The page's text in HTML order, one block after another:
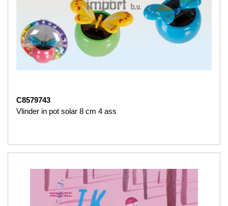
C8579743
Vlinder in pot solar 8 cm 4 ass